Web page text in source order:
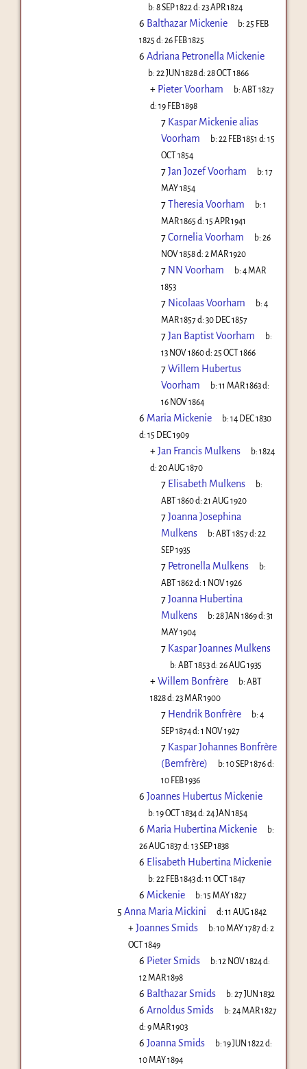
b:8 SEP 1822 d:23 APR 1824
6 Balthazar Mickenie b:25 FEB
1825 d: 26 FEB 1825
6 Adriana Petronella Mickenie
b:22 JUN 1828d:28 OCT 1866
+ Pieter Voorham b:ABT 1827
d: 19 FEB 1898
7 Kaspar Mickenie alias
Voorham
b:22 FEB 1851 d:15
OCT 1854
7Jan Jozef Voorham b:17
MAY 1854
7Theresia Voorham b:1
MAR 1865 d: 15 APR 1941
7Cornelia Voorham b:26
NOV 1858d: 2 MAR 1920
7 NN Voorham b:4 MAR
1853
7 Nicolaas Voorham b:4
MAR 1857d: 30 DEC 1857
7Jan Baptist Voorham
b:
13 NOV 1860d: 25 OCT 1866
7Willem Hubertus
Voorham
b:11 MAR 1863d:
16 NOV 1864
6 Maria Mickenie b:14 DEC 1830
d: 15 DEC 1909
+Jan Francis Mulkens b:1824
d: 20 AUG 1870
7 Elisabeth Mulkens
b:
ABT 1860d: 21 AUG 1920
7Joanna Josephina
Mulkens
b:ABT 1857d:22
SEP 1935
7 Petronella Mulkens
b:
ABT 1862 d: 1 NOV 1926
7Joanna Hubertina
Mulkens
b:28 JAN 1869d:31
MAY 1904
7 Kaspar Joannes Mulkens
b:ABT 1853d:26 AUG 1935
+Willem Bonfrère b:ABT
1828d: 23 MAR 1900
7 Hendrik Bonfrère b:4
SEP 1874d: 1 NOV 1927
7 Kaspar Johannes Bonfrère
(Bemfrère)
b:10 SEP 1876d:
10 FEB 1936
6 Joannes Hubertus Mickenie
b:19 OCT 1834d:24 JAN 1854
6 Maria Hubertina Mickenie
b:
26 AUG 1837d: 13 SEP 1838
6 Elisabeth Hubertina Mickenie
b:22 FEB 1843d:11 OCT 1847
6 Mickenie b:15 MAY 1827
5 Anna Maria Mickini d:11 AUG 1842
+Joannes Smids b:10 MAY 1787d:2
OCT 1849
6 Pieter Smids b:12 NOV 1824d:
12 MAR 1898
6 Balthazar Smids b:27 JUN 1832
6 Arnoldus Smids b:24 MAR 1827
d: 9 MAR 1903
6 Joanna Smids b:19 JUN 1822 d:
10 MAY 1894